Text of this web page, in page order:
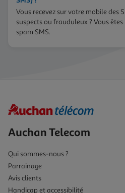
Vous recevez sur votre mobile des
suspects ou frauduleux ? Vous
spam SMS.
Auchan Telecom
Qui sommes-nous ?
Parrainage
Avis clients
Handicap et accessibilité